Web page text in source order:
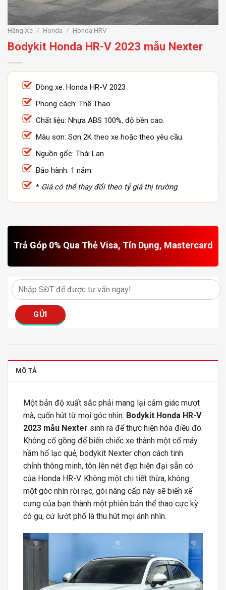
Hãng Xe / Honda / Honda HRV
Bodykit Honda HR-V 2023 mẫu Nexter
Dòng xe: Honda HR-V 2023
Phong cách: Thể Thao
Chất liệu: Nhựa ABS 100%, độ bền cao.
Màu sơn: Sơn 2K theo xe hoặc theo yêu cầu.
Nguồn gốc: Thái Lan
Bảo hành: 1 năm.
* Giá có thể thay đổi theo tỷ giá thị trường.
Trả Góp 0% Qua Thẻ Visa, Tín Dụng, Mastercard
MÔ TẢ
Một bản độ xuất sắc phải mang lại cảm giác mượt
mà, cuốn hút từ mọi góc nhìn. Bodykit Honda HR-V
2023 mẫu Nexter sinh ra để thực hiện hóa điều đó.
Không cố gồng để biến chiếc xe thành một cổ máy
hầm hố lạc quẻ, bodykit Nexter chọn cách tinh
chỉnh thông minh, tôn lên nét đẹp hiện đại sẵn có
của Honda HR-V. Không một chi tiết thừa, không
một góc nhìn rời rạc, gói nâng cấp này sẽ biến xế
cưng của bạn thành một phiên bản thể thao cực kỳ
có gu, cứ lướt phố là thu hút mọi ánh nhìn.